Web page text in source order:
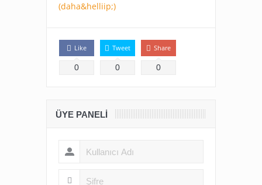
(daha&helliip;)
Like
0
Tweet
0
Share
0
ÜYE PANELI